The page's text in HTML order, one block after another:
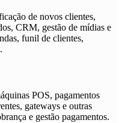
de novos clientes,
CRM, gestão de mídias e
funil de clientes,
POS, pagamentos
gateways e outras
e gestão pagamentos.